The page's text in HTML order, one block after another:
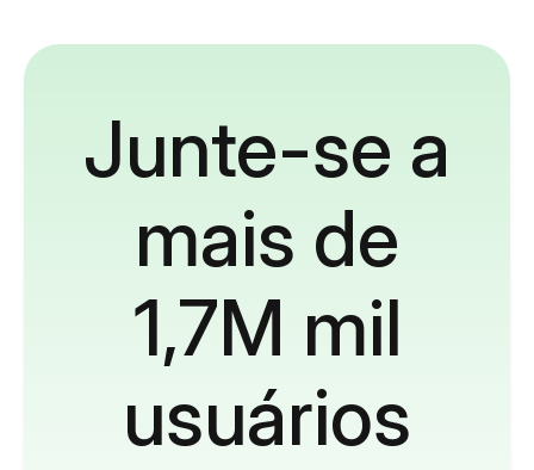
Junte-se a
mais de
1,7M mil
usuários